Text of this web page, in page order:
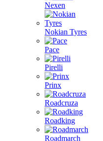
Nexen
Nokian Tyres
Pace
Pirelli
Prinx
Roadcruza
Roadking
Roadmarch